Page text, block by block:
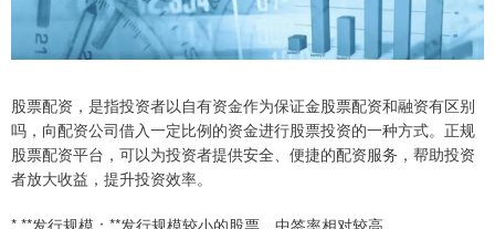
股票配资，是指投资者以自有资金作为保证金股票配资和融资有区别
吗，向配资公司借入一定比例的资金进行股票投资的一种方式。正规
股票配资平台，可以为投资者提供安全、便捷的配资服务，帮助投资
者放大收益，提升投资效率。
* **发行规模：**发行规模较小的股票，中签率相对较高。